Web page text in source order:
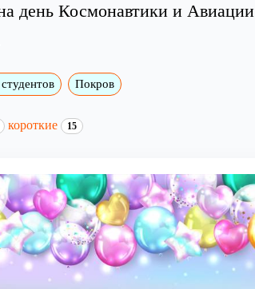
день Космонавтики и Авиации
Покров
короткие 15